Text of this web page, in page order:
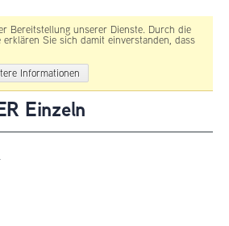
Bereitstellung unserer Dienste. Durch die
Sie sich damit einverstanden, dass
Informationen
Einzeln